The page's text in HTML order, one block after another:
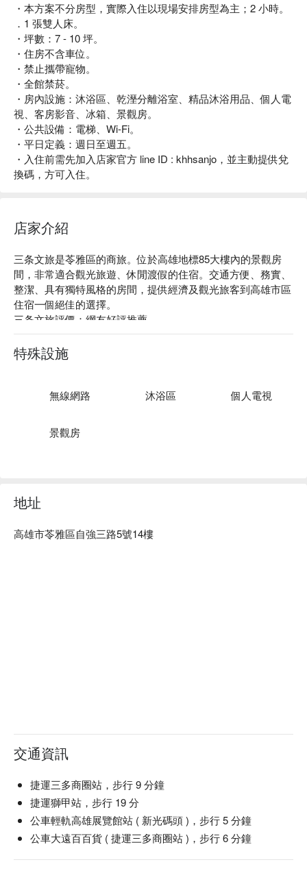
・本方案不分房型，實際入住以現場安排房型為主；2 小時。
．1 張雙人床。
・坪數：7 - 10 坪。
・住房不含車位。
・禁止攜帶寵物。
・全館禁菸。
・房內設施：沐浴區、乾溼分離浴室、精品沐浴用品、個人電
視、客房影音、冰箱、景觀房。
・公共設備：電梯、Wi-Fi。
・平日定義：週日至週五。
・入住前需先加入店家官方 line ID : khhsanjo，並主動提供兌
換碼，方可入住。
店家介紹
三条文旅是苓雅區的商旅。位於高雄地標85大樓內的景觀房
間，非常適合觀光旅遊、休閒渡假的住宿。交通方便、務實、
整潔、具有獨特風格的房間，提供經濟及觀光旅客到高雄市區
住宿一個絕佳的選擇。
三条文旅評價：網友好評推薦
三条文旅推薦：距捷運三多商圈站步行約 9 分鐘。
三条文旅優惠、三条文旅住宿方案、三条文旅休息方案立刻查
看⬇︎
特殊設施
無線網路 沐浴區 個人電視
景觀房
地址
高雄市苓雅區自強三路5號14樓
交通資訊
捷運三多商圈站，步行 9 分鐘
捷運獅甲站，步行 19 分
公車輕軌高雄展覽館站 ( 新光碼頭 )，步行 5 分鐘
公車大遠百百貨 ( 捷運三多商圈站 )，步行 6 分鐘